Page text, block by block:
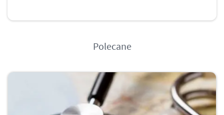
Polecane